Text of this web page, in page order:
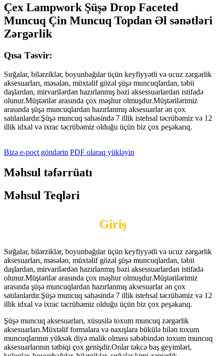
Çex Lampwork Şüşə Drop Faceted
Muncuq Çin Muncuq Topdan Əl sənətləri
Zərgərlik
Qısa Təsvir:
Sırğalar, bilərziklər, boyunbağılar üçün keyfiyyətli və ucuz zərgərlik
aksesuarları, məsələn, müxtəlif gözəl şüşə muncuqlardan, təbii
daşlardan, mirvarilərdən hazırlanmış bəzi aksessuarlardan istifadə
olunur.Müştərilər arasında çox məşhur olmuşdur.Müştərilərimiz
arasında şüşə muncuqlardan hazırlanmış aksesuarlar ən çox
satılanlardır.Şüşə muncuq sahəsində 7 illik istehsal təcrübəmiz və 12
illik idxal və ixrac təcrübəmiz olduğu üçün biz çox peşəkarıq.
Bizə e-poçt göndərin PDF olaraq yükləyin
Məhsul təfərrüatı
Məhsul Teqləri
Giriş
Sırğalar, bilərziklər, boyunbağılar üçün keyfiyyətli və ucuz zərgərlik
aksesuarları, məsələn, müxtəlif gözəl şüşə muncuqlardan, təbii
daşlardan, mirvarilərdən hazırlanmış bəzi aksessuarlardan istifadə
olunur.Müştərilər arasında çox məşhur olmuşdur.Müştərilərimiz
arasında şüşə muncuqlardan hazırlanmış aksesuarlar ən çox
satılanlardır.Şüşə muncuq sahəsində 7 illik istehsal təcrübəmiz və 12
illik idxal və ixrac təcrübəmiz olduğu üçün biz çox peşəkarıq.
Şüşə muncuq aksesuarları, xüsusilə toxum muncuq zərgərlik
aksesuarları.Müxtəlif formalara və naxışlara bükülə bilən toxum
muncuqlarının yüksək diyə malik olması səbəbindən toxum muncuq
aksesuarlarının tətbiqi çox genişdir.Onlar təkcə baş geyimləri,